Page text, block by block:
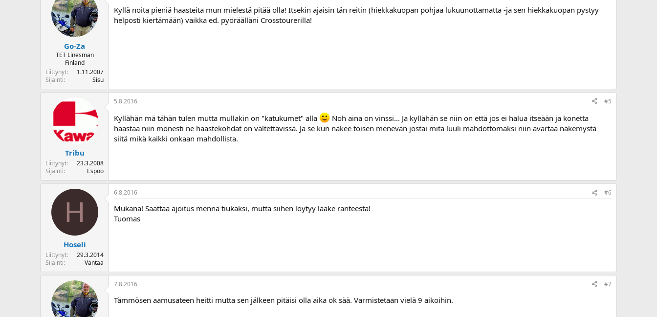
Go-Za
TET Linesman
Finland
Liittynyt
1.11.2007
Sijainti
Sisu
Kyllä noita pieniä haasteita mun mielestä pitää olla! Itsekin ajaisin tän reitin (hiekkakuopan pohjaa lukuunottamatta -ja sen hiekkakuopan pystyy
helposti kiertämään) vaikka ed. pyöräälläni Crosstourerilla!
Tribu
Liittynyt
23.3.2008
Sijainti
Espoo
5.8.2016 #5
Kyllähän mä tähän tulen mutta mullakin on "katukumet" alla
Noh aina on vinssi... Ja kyllähän se niin on että jos ei halua itseään ja konetta
haastaa niin monesti ne haastekohdat on vältettävissä. Ja se kun näkee toisen menevän jostai mitä luuli mahdottomaksi niin avartaa näkemystä
siitä mikä kaikki onkaan mahdollista.
H
Hoseli
Liittynyt
29.3.2014
Sijainti
Vantaa
6.8.2016 #6
Mukana! Saattaa ajoitus mennä tiukaksi, mutta siihen löytyy lääke ranteesta!
Tuomas
7.8.2016 #7
Tämmösen aamusateen heitti mutta sen jälkeen pitäisi olla aika ok sää. Varmistetaan vielä 9 aikoihin.